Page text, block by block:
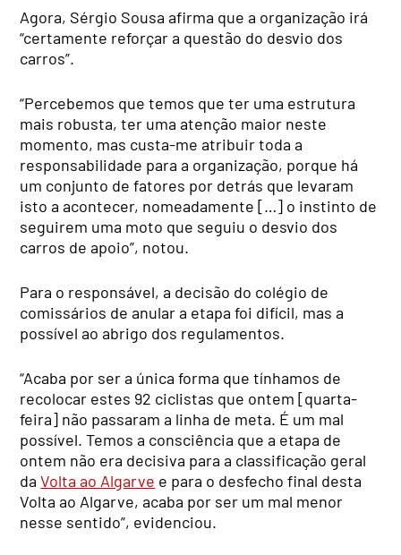
Agora, Sérgio Sousa afirma que a organização irá
“certamente reforçar a questão do desvio dos
carros”.
“Percebemos que temos que ter uma estrutura
mais robusta, ter uma atenção maior neste
momento, mas custa-me atribuir toda a
responsabilidade para a organização, porque há
um conjunto de fatores por detrás que levaram
isto a acontecer, nomeadamente […] o instinto de
seguirem uma moto que seguiu o desvio dos
carros de apoio”, notou.
Para o responsável, a decisão do colégio de
comissários de anular a etapa foi difícil, mas a
possível ao abrigo dos regulamentos.
“Acaba por ser a única forma que tínhamos de
recolocar estes 92 ciclistas que ontem [quarta-
feira] não passaram a linha de meta. É um mal
possível. Temos a consciência que a etapa de
ontem não era decisiva para a classificação geral
daVolta ao Algarve e para o desfecho final desta
Volta ao Algarve, acaba por ser um mal menor
nesse sentido”, evidenciou.